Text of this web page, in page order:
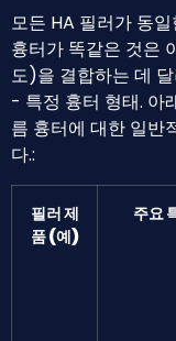
모든 HA 필러가 동
흉터가 똑같은 것은
도)을 결합하는 데
- 특정 흉터 형태. 아
름 흉터에 대한 일반
다.:
필러 제
품 (예)
주요